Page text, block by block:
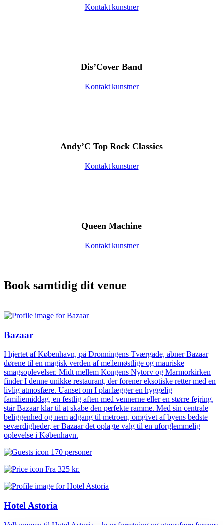
Kontakt kunstner
Dis’Cover Band
Kontakt kunstner
Andy’C Top Rock Classics
Kontakt kunstner
Queen Machine
Kontakt kunstner
Book samtidig dit venue
Bazaar
I hjertet af København, på Dronningens Tværgade, åbner Bazaar
dørene til en magisk verden af mellemøstlige og mauriske
smagsoplevelser. Midt mellem Kongens Nytorv og Marmorkirken
finder I denne unikke restaurant, der forener eksotiske retter med en
livlig atmosfære. Uanset om I planlægger en hyggelig
familiemiddag, en festlig aften med vennerne eller en større fejring,
står Bazaar klar til at skabe den perfekte ramme. Med sin centrale
beliggenhed og nem adgang til metroen, omgivet af byens bedste
seværdigheder, er Bazaar det oplagte valg til en uforglemmelig
oplevelse i København.
170 personer
Fra 325 kr.
Hotel Astoria